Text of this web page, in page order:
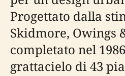
Progettato dalla
Skidmore, Owings
completato nel
grattacielo di 43